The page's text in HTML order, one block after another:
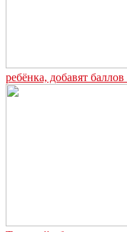
ребёнка, добавят